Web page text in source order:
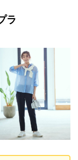
ラ